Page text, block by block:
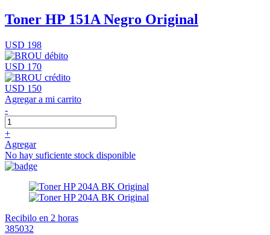
Toner HP 151A Negro Original
USD 198
USD 170
USD 150
Agregar a mi carrito
-
+
Agregar
No hay suficiente stock disponible
Recibilo en 2 horas
385032